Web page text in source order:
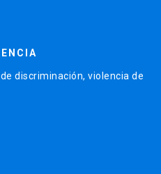
discriminación, violencia de